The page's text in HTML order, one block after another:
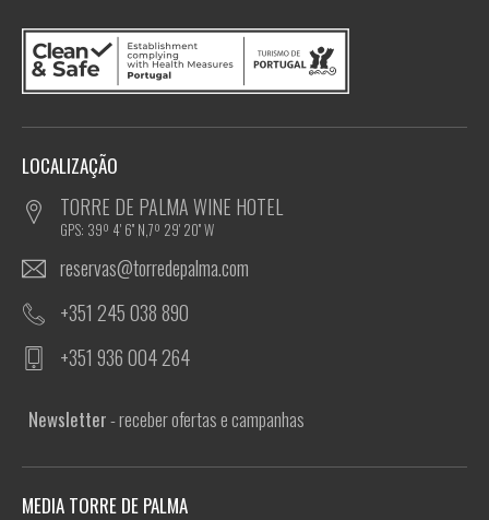
LOCALIZAÇÃO
TORRE DE PALMA WINE HOTEL
GPS: 39º 4' 6'' N,7º 29' 20'' W
reservas@torredepalma.com
+351 245 038 890
+351 936 004 264
Newsletter- receber ofertas e campanhas
MEDIA TORRE DE PALMA